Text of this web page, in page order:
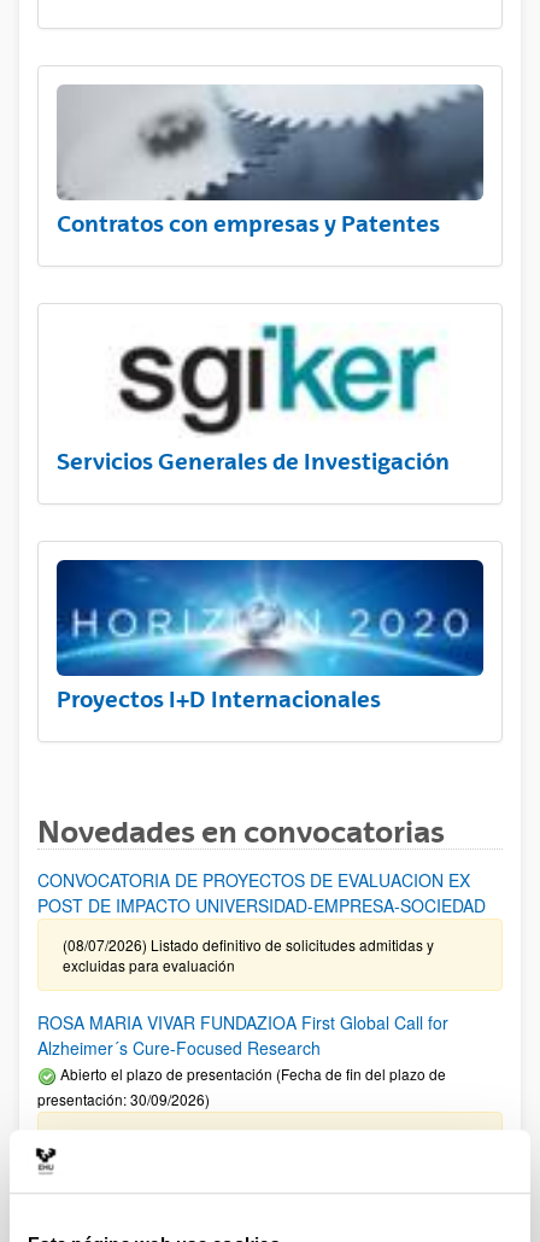
Contratos con empresas y Patentes
Servicios Generales de Investigación
Proyectos I+D Internacionales
Novedades en convocatorias
CONVOCATORIA DE PROYECTOS DE EVALUACION EX
POST DE IMPACTO UNIVERSIDAD-EMPRESA-SOCIEDAD
(08/07/2026) Listado definitivo de solicitudes admitidas y
excluidas para evaluación
ROSA MARIA VIVAR FUNDAZIOA First Global Call for
Alzheimer´s Cure-Focused Research
Abierto el plazo de presentación (Fecha de fin del plazo de
presentación: 30/09/2026)